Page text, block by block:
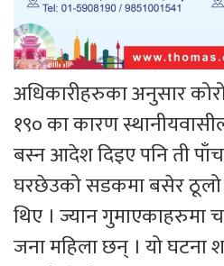
अधिकारीहरुका अनुसार
१९० का कारण
बस्न आदेश दिइए पनि ती
घरछेउको सडकमा बसेर ठूलो
थिए । ज्यान गुमाएकाहरुमा
जना महिला छन् । यो घटना